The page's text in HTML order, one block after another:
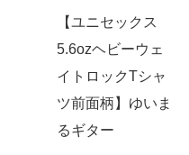
【ユニセックス
5.6ozヘビーウェ
イトロックTシャ
ツ前面柄】ゆいま
るギター